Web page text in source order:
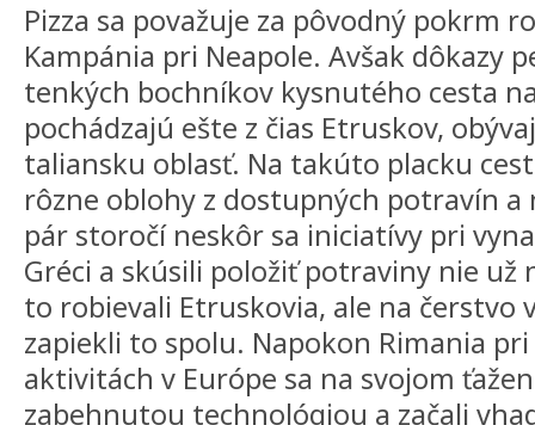
Pizza sa považuje za pôvodný pokrm
Kampánia pri Neapole. Avšak dôkazy
tenkých bochníkov kysnutého cesta
pochádzajú ešte z čias Etruskov,
taliansku oblasť. Na takúto placku
rôzne oblohy z dostupných potravín a
pár storočí neskôr sa iniciatívy pri
Gréci a skúsili položiť potraviny nie už
to robievali Etruskovia, ale na čerstvo
zapiekli to spolu. Napokon Rimania
aktivitách v Európe sa na svojom
zabehnutou technológiou a začali